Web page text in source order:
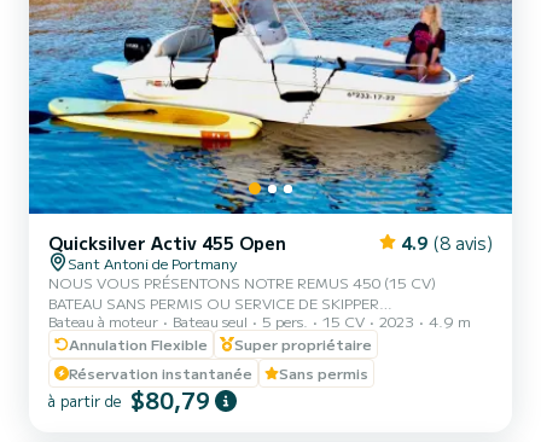
Quicksilver Activ 455 Open 4.9 (8 avis)
Sant Antoni de Portmany
NOUS VOUS PRÉSENTONS NOTRE REMUS 450 (15 CV)
BATEAU SANS PERMIS OU SERVICE DE SKIPPER
SUPPLÉMENTAIRE, AVEC UNE CAPACITÉ DE 5 PERSONNES.
DANS VOTRE LOCATION, NOUS INCLUT GRATUITEMENT LE
STAND-UP PADDLE ET LES MASQUES DE SNORKEL. AVEC CE
BATEAU, VOUS VIVREZ UNE EXPÉRIENCE INOUBLIABLE SUR
L'ÎLE D'IBIZA. **PROMOTION COUPLES, DEMANDEZ VOTRE
Bateau à moteur Bateau seul 5 pers. 15 CV 2023
4.9 m
Annulation Flexible
Super propriétaire
Réservation instantanée
Sans permis
à partir de $80,79